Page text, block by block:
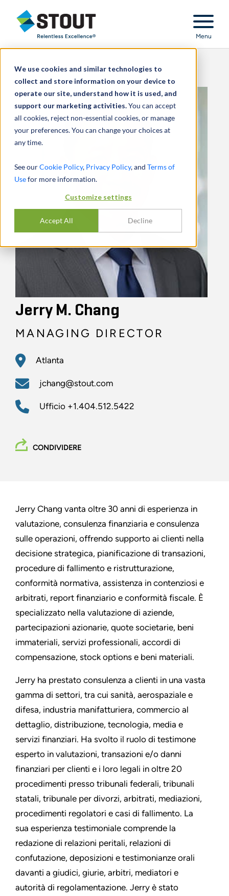
We use cookies and similar technologies to
collect and store information on your device to
operate our site, understand how it is used, and
support our marketing activities.You can accept
all cookies, reject non-essential cookies, or manage
your preferences. You can change your choices at
any time.
See ourCookie Policy, Privacy Policy, and Terms of
Usefor more information.
Customize settings
Accept All Decline
Stout Relentless Excellence
Menu
Jerry M. Chang
MANAGING DIRECTOR
Atlanta
jchang@stout.com
Ufficio +1.404.512.5422
CONDIVIDERE
Jerry Chang vanta oltre 30 anni di esperienza in
valutazione, consulenza finanziaria e consulenza
sulle operazioni, offrendo supporto ai clienti nella
decisione strategica, pianificazione di transazioni,
procedure di fallimento e ristrutturazione,
conformità normativa, assistenza in contenziosi e
arbitrati, report finanziario e conformità fiscale. È
specializzato nella valutazione di aziende,
partecipazioni azionarie, quote societarie, beni
immateriali, servizi professionali, accordi di
compensazione, stock options e beni materiali.
Jerry ha prestato consulenza a clienti in una vasta
gamma di settori, tra cui sanità, aerospaziale e
difesa, industria manifatturiera, commercio al
dettaglio, distribuzione, tecnologia, media e
servizi finanziari. Ha svolto il ruolo di testimone
esperto in valutazioni, transazioni e/o danni
finanziari per clienti e i loro legali in oltre 20
procedimenti presso tribunali federali, tribunali
statali, tribunale per divorzi, arbitrati, mediazioni,
procedimenti regolatori e casi di fallimento. La
sua esperienza testimoniale comprende la
redazione di relazioni peritali, relazioni di
confutazione, deposizioni e testimonianze orali
davanti a giudici, giurie, arbitri, mediatori e
autorità di regolamentazione. Jerry è stato